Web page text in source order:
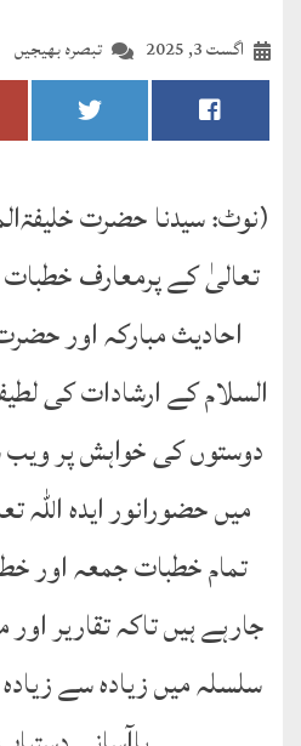
اخبار
احمدیہ
طارق
ھوالشافی
اسماعیل
دیگر
خطبات
تبصرہ بھیجیں اگست 3, 2025
(نوٹ: سیدنا حضرت
تعالیٰ کے پرمعارف
احادیث مبارکہ اور
السلام کے ارشادات کی
دوستوں کی خواہش پر ویب
میں حضورانور ایدہ اللہ
جارہے ہیں تاکہ تقاریر
سلسلہ میں زیادہ سے